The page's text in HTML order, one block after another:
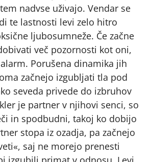
nadvse uživajo. Vendar se
te lastnosti levi zelo hitro
ljubosumneže. Če začne
več pozornosti kot oni,
Porušena dinamika jih
začnejo izgubljati tla pod
seveda privede do izbruhov
je partner v njihovi senci, so
in spodbudni, takoj ko dobijo
stopa iz ozadja, pa začnejo
saj ne morejo prenesti